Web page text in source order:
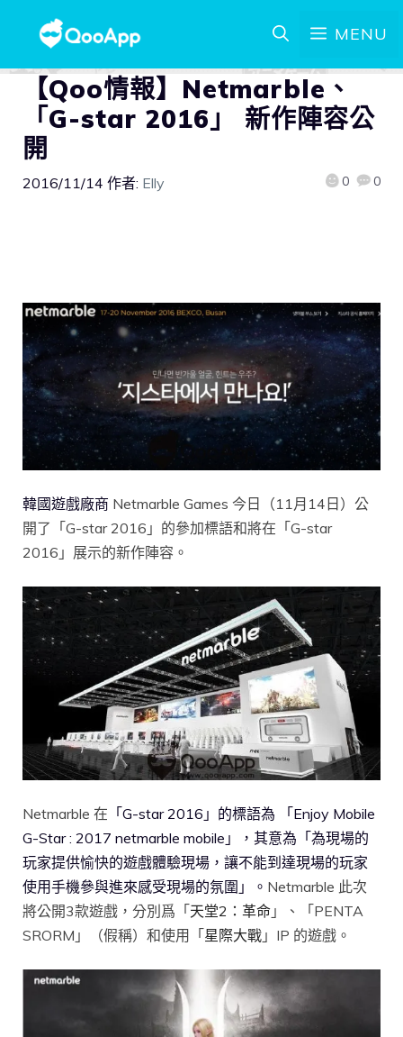
MENU
【Qoo情報】Netmarble、
「G-star 2016」 新作陣容公
開
2016/11/14 作者: Elly 0 0
韓國遊戲廠商 Netmarble Games 今日（11月14日）公
開了「G-star 2016」的參加標語和將在「G-star
2016」展示的新作陣容。
Netmarble 在 「G-star 2016」的標語為 「Enjoy Mobile
G-Star : 2017 netmarble mobile」，其意為「為現場的
玩家提供愉快的遊戲體驗現場，讓不能到達現場的玩家
使用手機參與進來感受現場的氛圍」。 Netmarble 此次
將公開3款遊戲，分別爲「 天堂2：革命 」、「PENTA
SRORM」（假稱）和使用「 星際大戰 」IP 的遊戲。